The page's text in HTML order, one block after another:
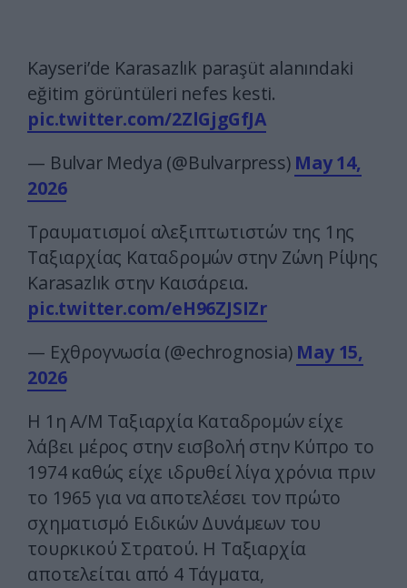
Kayseri’de Karasazlık paraşüt alanındaki
eğitim görüntüleri nefes kesti.
pic.twitter.com/2ZlGjgGfJA
— Bulvar Medya (@Bulvarpress) May 14,
2026
Τραυματισμοί αλεξιπτωτιστών της 1ης
Ταξιαρχίας Καταδρομών στην Ζώνη Ρίψης
Karasazlık στην Καισάρεια.
pic.twitter.com/eH96ZJSIZr
— Εχθρογνωσία (@echrognosia) May 15,
2026
Η 1η Α/Μ Ταξιαρχία Καταδρομών είχε
λάβει μέρος στην εισβολή στην Κύπρο το
1974 καθώς είχε ιδρυθεί λίγα χρόνια πριν
το 1965 για να αποτελέσει τον πρώτο
σχηματισμό Ειδικών Δυνάμεων του
τουρκικού Στρατού. Η Ταξιαρχία
αποτελείται από 4 Τάγματα,